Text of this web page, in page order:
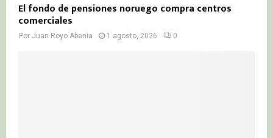
El fondo de pensiones noruego compra centros
comerciales
Por Juan Royo Abenia 1 agosto, 2026 0